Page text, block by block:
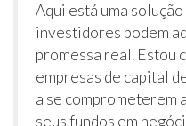
Aqui está uma
investidores podem
promessa real. Estou
empresas de capital
a se comprometerem
seus fundos em